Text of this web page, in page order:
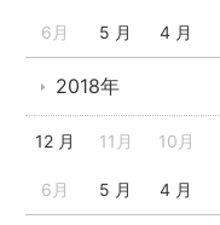
6月 5 月 4 月
2018年
12 月 11月 10月
6月 5 月 4 月